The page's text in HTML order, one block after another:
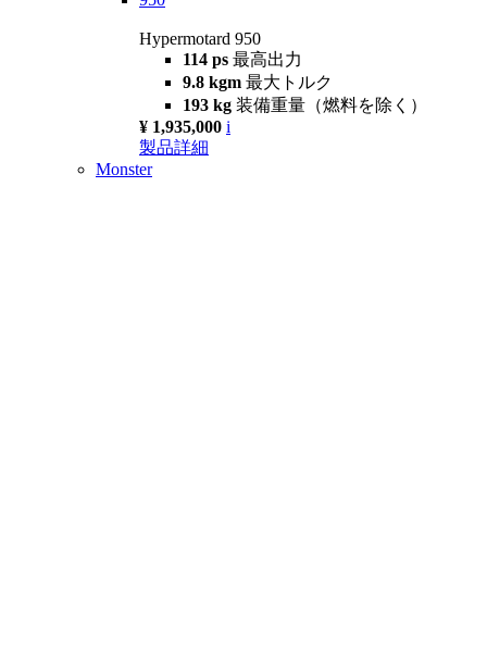
Hypermotard 950
114 ps 最高出力
9.8 kgm 最大トルク
193 kg 装備重量（燃料を除く）
¥ 1,935,000 i
製品詳細
Monster